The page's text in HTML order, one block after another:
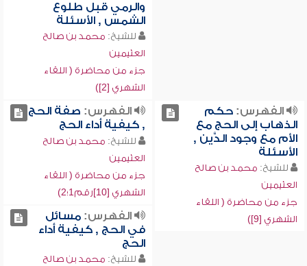
والرمي قبل طلوع
الشمس , الأسئلة
للشيخ: محمد بن صالح
العثيمين
جزء من محاضرة ( اللقاء
الشهري [2])
الفهرس:حكم
الذهاب إلى الحج مع
الأم مع وجود الدَّين ,
الأسئلة
للشيخ: محمد بن صالح
العثيمين
جزء من محاضرة ( اللقاء
الشهري [9])
الفهرس: صفة الحج
, كيفية أداء الحج
للشيخ: محمد بن صالح
العثيمين
جزء من محاضرة ( اللقاء
الشهري [10]رقم1؛2)
الفهرس:مسائل
في الحج , كيفية أداء
الحج
للشيخ: محمد بن صالح